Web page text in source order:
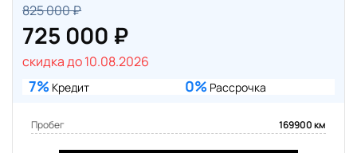
825 000 ₽
725 000 ₽
скидка до 10.08.2026
7% Кредит 0% Рассрочка
Пробег 169900 км